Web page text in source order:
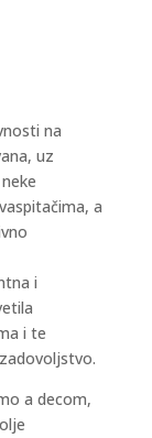
na
uz
a
i
i te
a decom,